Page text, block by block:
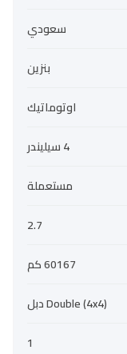
سعودي
بنزين
اوتوماتيك
4 سيليندر
مستعملة
2.7
60167 كم
Double (4x4) دبل
1